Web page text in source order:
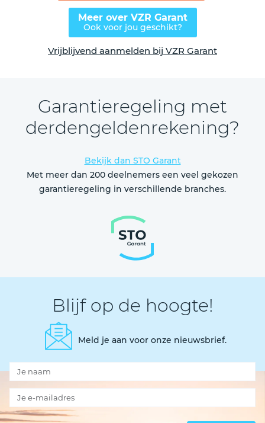
Meer over VZR Garant
Ook voor jou geschikt?
Vrijblijvend aanmelden bij VZR Garant
Garantieregeling met
derdengeldenrekening?
Bekijk dan STO Garant
Met meer dan 200 deelnemers een veel gekozen
garantieregeling in verschillende branches.
Blijf op de hoogte!
Meld je aan voor onze nieuwsbrief.